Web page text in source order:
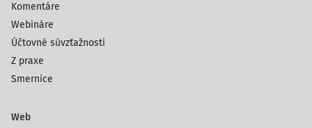
Komentáre
Webináre
Účtovné súvzťažnosti
Z praxe
Smernice
Web